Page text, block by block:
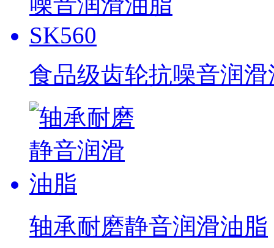
食品级齿轮抗噪音润滑
轴承耐磨静音润滑油脂